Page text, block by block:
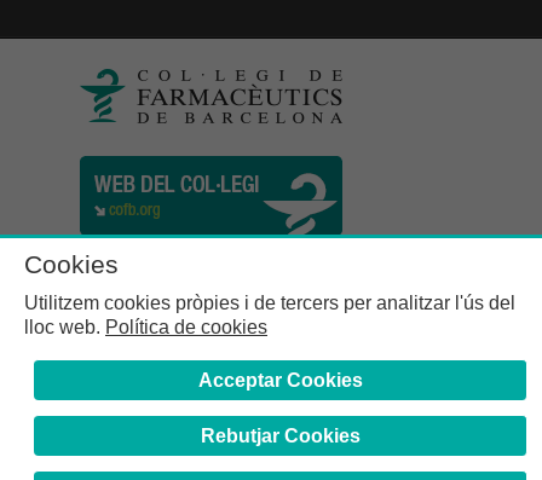
Cookies
Utilitzem cookies pròpies i de tercers per analitzar l'ús del
lloc web. Política de cookies
Acceptar Cookies
Rebutjar Cookies